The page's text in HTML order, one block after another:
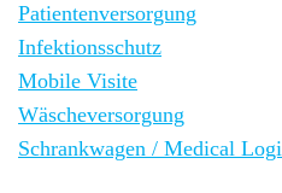
Patientenversorgung
Infektionsschutz
Mobile Visite
Wäscheversorgung
Schrankwagen / Medical